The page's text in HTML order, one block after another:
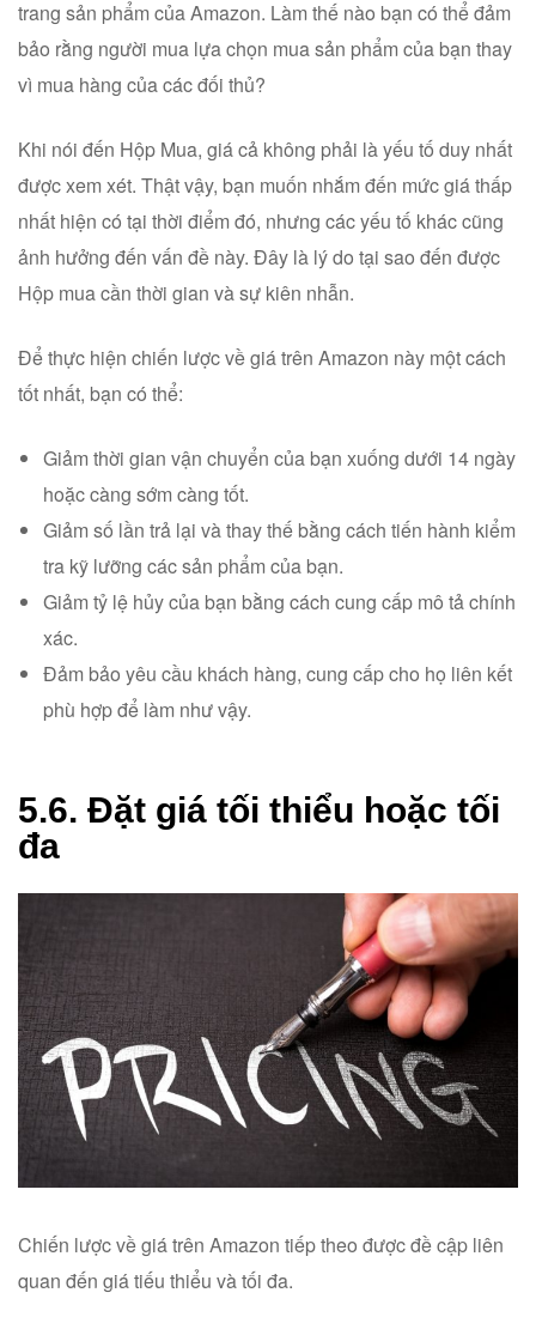
trang sản phẩm của Amazon. Làm thế nào bạn có thể đảm
bảo rằng người mua lựa chọn mua sản phẩm của bạn thay
vì mua hàng của các đối thủ?
Khi nói đến Hộp Mua, giá cả không phải là yếu tố duy nhất
được xem xét. Thật vậy, bạn muốn nhắm đến mức giá thấp
nhất hiện có tại thời điểm đó, nhưng các yếu tố khác cũng
ảnh hưởng đến vấn đề này. Đây là lý do tại sao đến được
Hộp mua cần thời gian và sự kiên nhẫn.
Để thực hiện chiến lược về giá trên Amazon này một cách
tốt nhất, bạn có thể:
Giảm thời gian vận chuyển của bạn xuống dưới 14 ngày
hoặc càng sớm càng tốt.
Giảm số lần trả lại và thay thế bằng cách tiến hành kiểm
tra kỹ lưỡng các sản phẩm của bạn.
Giảm tỷ lệ hủy của bạn bằng cách cung cấp mô tả chính
xác.
Đảm bảo yêu cầu khách hàng, cung cấp cho họ liên kết
phù hợp để làm như vậy.
5.6. Đặt giá tối thiểu hoặc tối
đa
Chiến lược về giá trên Amazon tiếp theo được đề cập liên
quan đến giá tiếu thiểu và tối đa.